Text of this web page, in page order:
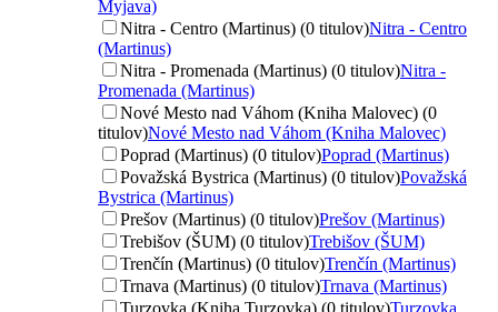
Myjava)
Nitra - Centro (Martinus) (0 titulov)Nitra - Centro
(Martinus)
Nitra - Promenada (Martinus) (0 titulov)Nitra -
Promenada (Martinus)
Nové Mesto nad Váhom (Kniha Malovec) (0
titulov)Nové Mesto nad Váhom (Kniha Malovec)
Poprad (Martinus) (0 titulov)Poprad (Martinus)
Považská Bystrica (Martinus) (0 titulov)Považská
Bystrica (Martinus)
Prešov (Martinus) (0 titulov)Prešov (Martinus)
Trebišov (ŠUM) (0 titulov)Trebišov (ŠUM)
Trenčín (Martinus) (0 titulov)Trenčín (Martinus)
Trnava (Martinus) (0 titulov)Trnava (Martinus)
Turzovka (Kniha Turzovka) (0 titulov)Turzovka